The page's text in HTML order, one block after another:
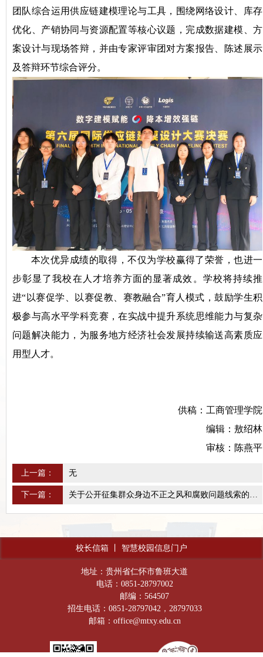
团队综合运用供应链建模理论与工具，围绕网络设计、库存
优化、产销协同与资源配置等核心议题，完成数据建模、方
案设计与现场答辩，并由专家评审团对方案报告、陈述展示
及答辩环节综合评分。
本次优异成绩的取得，不仅为学校赢得了荣誉，也进一
步彰显了我校在人才培养方面的显著成效。学校将持续推
进“以赛促学、以赛促教、赛教融合”育人模式，鼓励学生积
极参与高水平学科竞赛，在实战中提升系统思维能力与复杂
问题解决能力，为服务地方经济社会发展持续输送高素质应
用型人才。
供稿：工商管理学院
编辑：敖绍林
审核：陈燕平
上一篇： 无
下一篇： 关于公开征集群众身边不正之风和腐败问题线索的公告
校长信箱 智慧校园信息门户
地址：贵州省仁怀市鲁班大道
电话：0851-28797002
邮编：564507
招生电话：0851-28797042，28797033
邮箱：office@mtxy.edu.cn